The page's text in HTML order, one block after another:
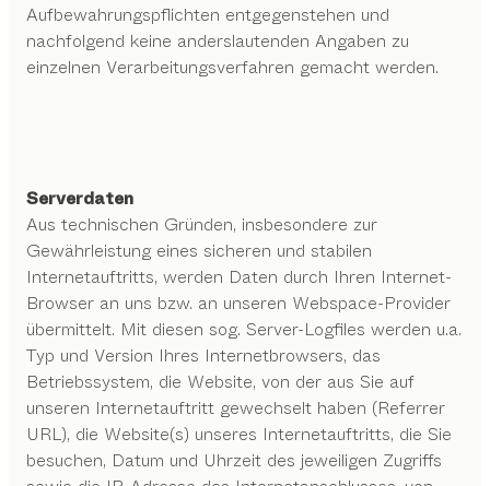
Aufbewahrungspflichten entgegenstehen und
nachfolgend keine anderslautenden Angaben zu
einzelnen Verarbeitungsverfahren gemacht werden.
Serverdaten
Aus technischen Gründen, insbesondere zur
Gewährleistung eines sicheren und stabilen
Internetauftritts, werden Daten durch Ihren Internet-
Browser an uns bzw. an unseren Webspace-Provider
übermittelt. Mit diesen sog. Server-Logfiles werden u.a.
Typ und Version Ihres Internetbrowsers, das
Betriebssystem, die Website, von der aus Sie auf
unseren Internetauftritt gewechselt haben (Referrer
URL), die Website(s) unseres Internetauftritts, die Sie
besuchen, Datum und Uhrzeit des jeweiligen Zugriffs